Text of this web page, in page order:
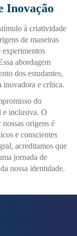
Inovação
à criatividade
de maneiras
experimentos
abordagem
dos estudantes,
inovadora e crítica.
do
e inclusiva. O
origens é
e conscientes
acreditamos que
jornada de
nossa identidade.